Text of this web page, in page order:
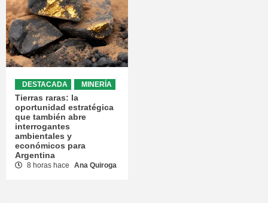
DESTACADA MINERÍA
Tierras raras: la
oportunidad estratégica
que también abre
interrogantes
ambientales y
económicos para
Argentina
8 horas hace Ana Quiroga